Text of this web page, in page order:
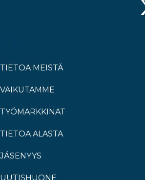
TIETOA MEISTÄ
VAIKUTAMME
TYÖMARKKINAT
TIETOA ALASTA
JÄSENYYS
UUTISHUONE